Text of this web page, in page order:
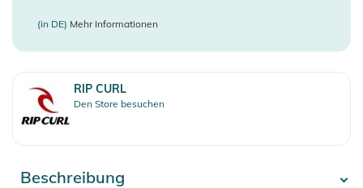
(in DE) Mehr Informationen
RIP CURL
Den Store besuchen
Beschreibung